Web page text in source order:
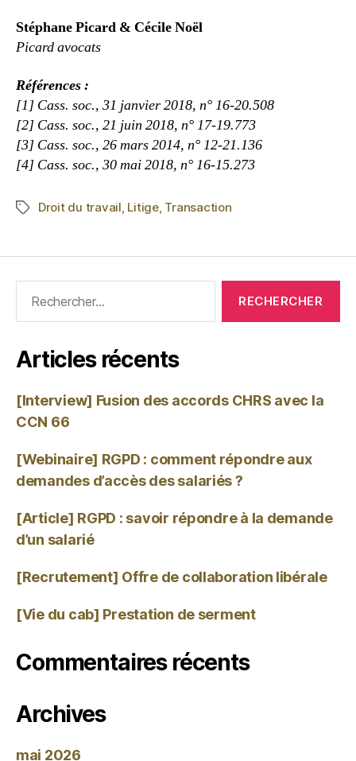
Stéphane Picard & Cécile Noël
Picard avocats
Références :
[1] Cass. soc., 31 janvier 2018, n° 16-20.508
[2] Cass. soc., 21 juin 2018, n° 17-19.773
[3] Cass. soc., 26 mars 2014, n° 12-21.136
[4] Cass. soc., 30 mai 2018, n° 16-15.273
Droit du travail, Litige, Transaction
Articles récents
[Interview] Fusion des accords CHRS avec la
CCN 66
[Webinaire] RGPD : comment répondre aux
demandes d’accès des salariés ?
[Article] RGPD : savoir répondre à la demande
d’un salarié
[Recrutement] Offre de collaboration libérale
[Vie du cab] Prestation de serment
Commentaires récents
Archives
mai 2026